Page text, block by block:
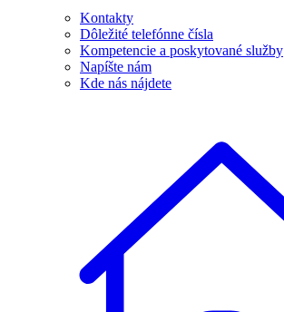
Kontakty
Dôležité telefónne čísla
Kompetencie a poskytované služby
Napíšte nám
Kde nás nájdete